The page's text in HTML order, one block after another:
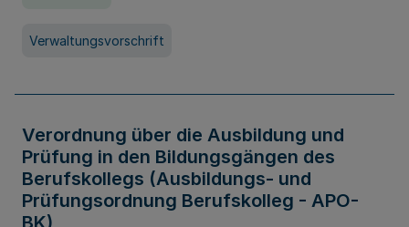
Verwaltungsvorschrift
Verordnung über die Ausbildung und
Prüfung in den Bildungsgängen des
Berufskollegs (Ausbildungs- und
Prüfungsordnung Berufskolleg - APO-
BK)